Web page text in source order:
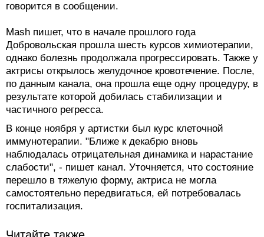
говорится в сообщении.
Mash пишет, что в начале прошлого года
Добровольская прошла шесть курсов химиотерапии,
однако болезнь продолжала прогрессировать. Также у
актрисы открылось желудочное кровотечение. После,
по данным канала, она прошла еще одну процедуру, в
результате которой добилась стабилизации и
частичного регресса.
В конце ноября у артистки был курс клеточной
иммунотерапии. "Ближе к декабрю вновь
наблюдалась отрицательная динамика и нарастание
слабости", - пишет канал. Уточняется, что состояние
перешло в тяжелую форму, актриса не могла
самостоятельно передвигаться, ей потребовалась
госпитализация.